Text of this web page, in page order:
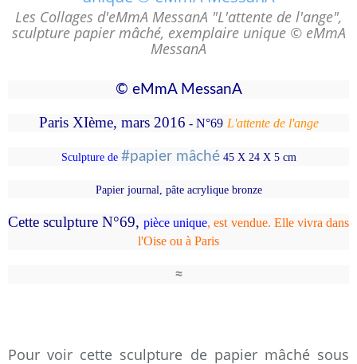
Les Collages d'eMmA MessanA "L'attente de l'ange",
sculpture papier mâché, exemplaire unique © eMmA
MessanA
© eMmA MessanA
Paris XIème, mars 2016 - N°69 L'attente de l'ange
Sculpture de #papier mâché45 X 24 X 5 cm
Papier journal, pâte acrylique bronze
Cette sculpture N°69, pièce unique, est vendue. Elle vivra dans
l'Oise ou à Paris
≈
Pour voir cette sculpture de papier mâché sous